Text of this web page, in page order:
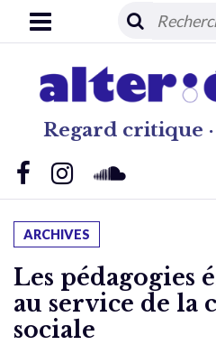
Regard critique
ARCHIVES
Les pédagogies
au service de la
sociale